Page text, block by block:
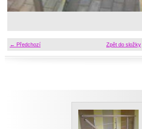
← Předchozí Zpět do složky